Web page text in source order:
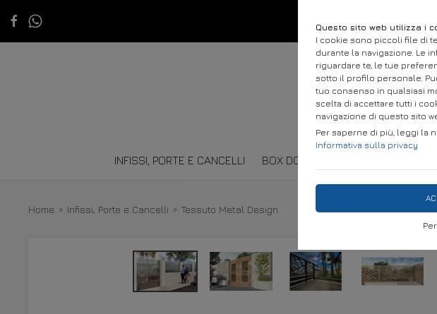
Questo sito web utilizza i
I cookie sono piccoli file di
durante la navigazione. Le
riguardare te, le tue
sotto il profilo personale.
tuo consenso in qualsiasi
scelta di accettare tutti i
navigazione di questo sito
Per saperne di più, leggi la
Informativa sulla privacy
INFISSI, PORTE E CANCELLI BOX DOCCIA
Home Infissi, Porte e Cancelli Tessuto Metal Design